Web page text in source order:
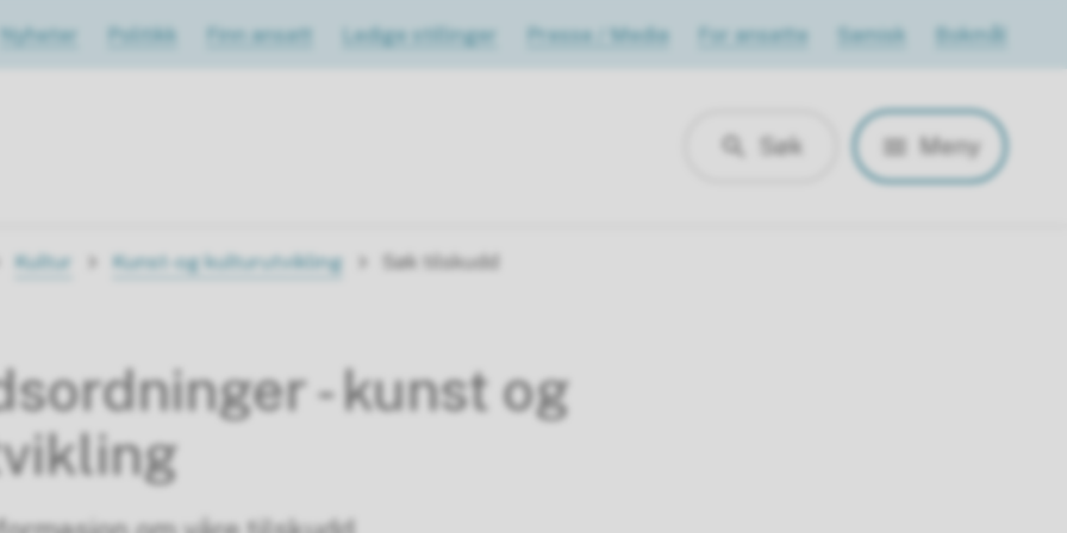
Nyheter Politikk Finn ansatt Ledige stillinger Presse / Media For ansatte Samisk Bokmål
Søk Meny
Kultur Kunst-og kulturutvikling Søk tilskudd
- kunst og